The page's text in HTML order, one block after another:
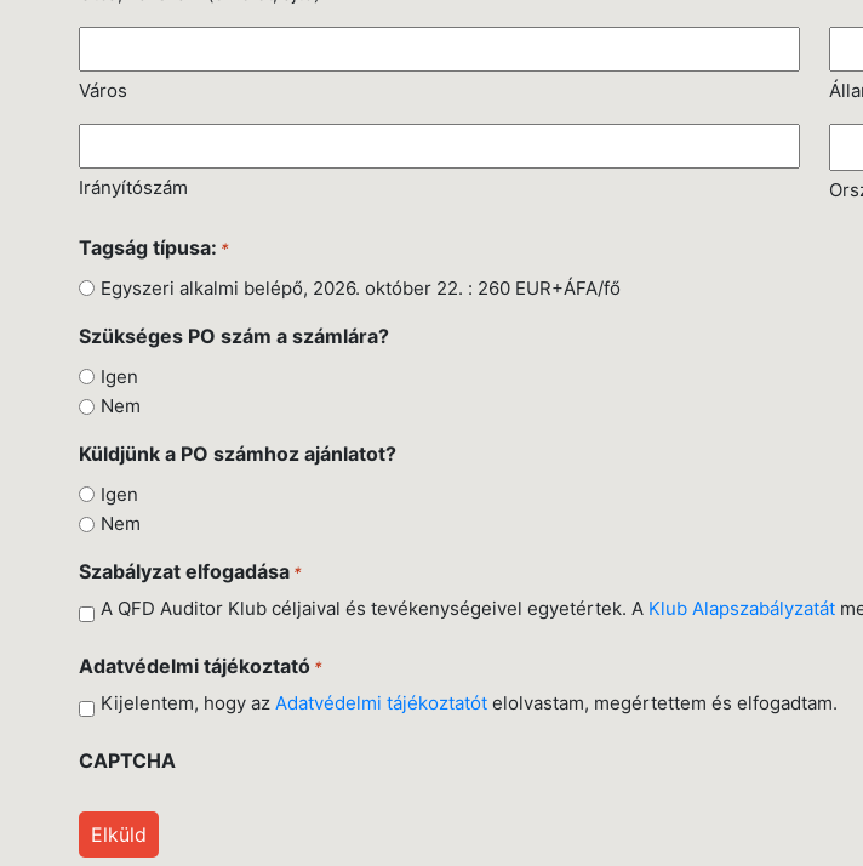
Város
Irányítószám
Tagság típusa: *
Egyszeri alkalmi belépő, 2026. október 22. : 260 EUR+ÁFA/fő
Szükséges PO szám a számlára?
Igen
Nem
Küldjünk a PO számhoz ajánlatot?
Igen
Nem
Szabályzat elfogadása *
A QFD Auditor Klub céljaival és tevékenységeivel egyetértek. A Klub Alapszabályzatát
Adatvédelmi tájékoztató *
Kijelentem, hogy az Adatvédelmi tájékoztatót elolvastam, megértettem és elfogadtam.
CAPTCHA